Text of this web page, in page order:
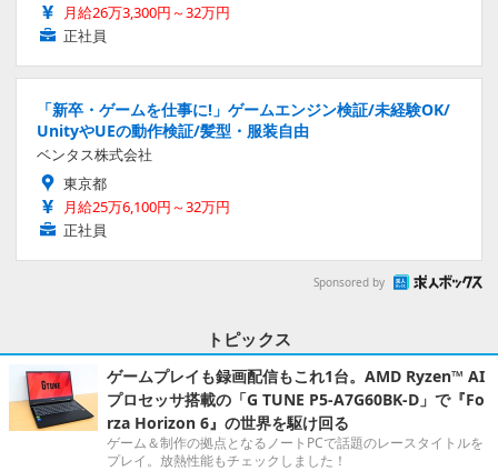
月給26万3,300円～32万円
正社員
「新卒・ゲームを仕事に!」ゲームエンジン検証/未経験OK/
UnityやUEの動作検証/髪型・服装自由
ベンタス株式会社
東京都
月給25万6,100円～32万円
正社員
Sponsored by
トピックス
ゲームプレイも録画配信もこれ1台。AMD Ryzen™ AI
プロセッサ搭載の「G TUNE P5-A7G60BK-D」で『Fo
rza Horizon 6』の世界を駆け回る
ゲーム＆制作の拠点となるノートPCで話題のレースタイトルを
プレイ。放熱性能もチェックしました！